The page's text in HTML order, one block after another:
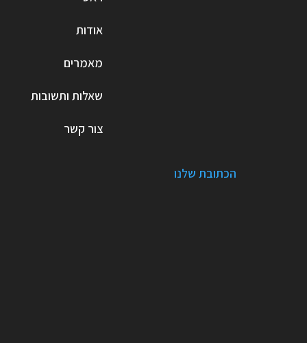
אודות
מאמרים
שאלות ותשובות
צור קשר
הכתובת שלנו